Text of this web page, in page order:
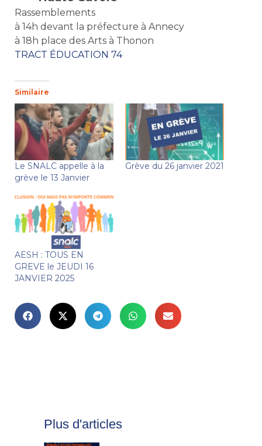
Rassemblements
à 14h devant la préfecture à Annecy
à 18h place des Arts à Thonon
TRACT ÉDUCATION 74
Similaire
Le SNALC appelle à la
grève le 13 Janvier
Grève du 26 janvier 2021
AESH : TOUS EN
GREVE le JEUDI 16
JANVIER 2025
Plus d'articles